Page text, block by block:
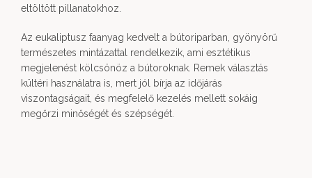
eltöltött pillanatokhoz.
Az eukaliptusz faanyag kedvelt a bútoriparban, gyönyörű
természetes mintázattal rendelkezik, ami esztétikus
megjelenést kölcsönöz a bútoroknak. Remek választás
kültéri használatra is, mert jól bírja az időjárás
viszontagságait, és megfelelő kezelés mellett sokáig
megőrzi minőségét és szépségét.